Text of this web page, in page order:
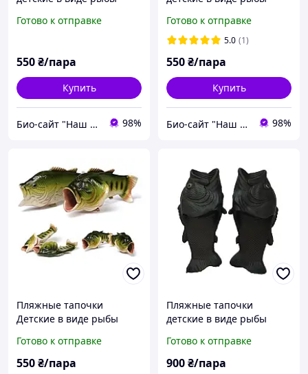
Готово к отправке
550₴/пара
Купить
Био-сайт "Наш Восток" 98%
Готово к отправке
5.0 (1)
550₴/пара
Купить
Био-сайт "Наш Восток" 98%
Пляжные тапочки
Детские в виде рыбы
Готово к отправке
550₴/пара
Пляжные тапочки
детские в виде рыбы
Готово к отправке
900₴/пара